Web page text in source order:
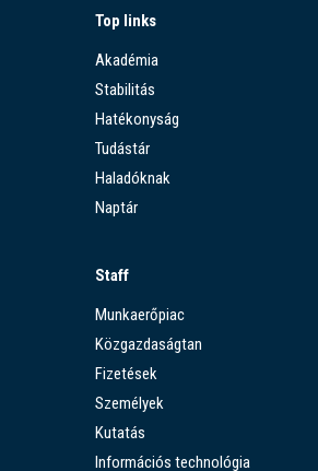
Top links
Akadémia
Stabilitás
Hatékonyság
Tudástár
Haladóknak
Naptár
Staff
Munkaerőpiac
Közgazdaságtan
Fizetések
Személyek
Kutatás
Információs technológia